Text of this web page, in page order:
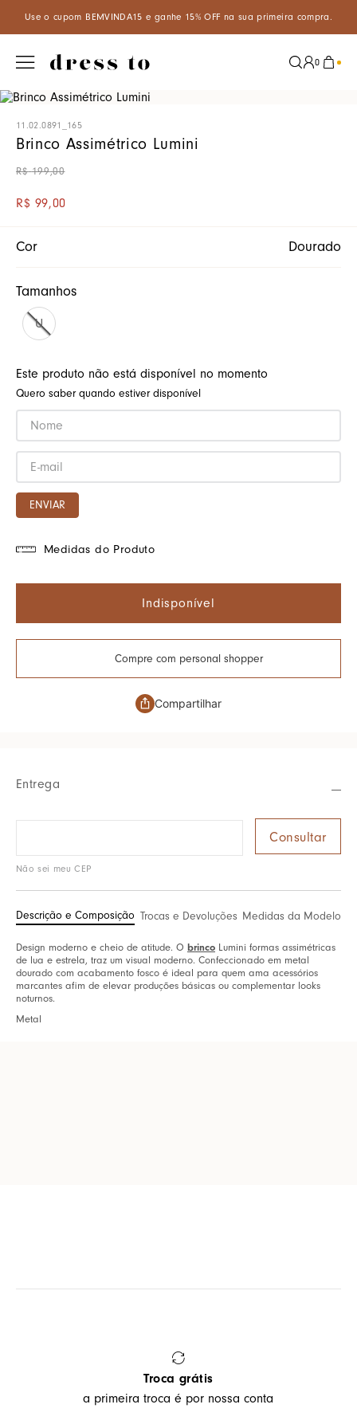
o cupom BEMVINDA15 e ganhe 15% OFF na sua primeira compra.
0
11.02.0891_165
Brinco Assimétrico Lumini
R$ 199,00
R$ 99,00
Cor Dourado
Tamanhos
U
Este produto não está disponível no momento
Quero saber quando estiver disponível
ENVIAR
Medidas do Produto
Indisponível
Compre com personal shopper
Compartilhar
Entrega
Não sei meu CEP
Descrição e Composição Trocas e Devoluções Medidas da Modelo
Design moderno e cheio de atitude. O brinco Lumini formas assimétricas
de lua e estrela, traz um visual moderno. Confeccionado em metal
dourado com acabamento fosco é ideal para quem ama acessórios
marcantes afim de elevar produções básicas ou complementar looks
noturnos.
Metal
Troca grátis
a primeira troca é por nossa conta